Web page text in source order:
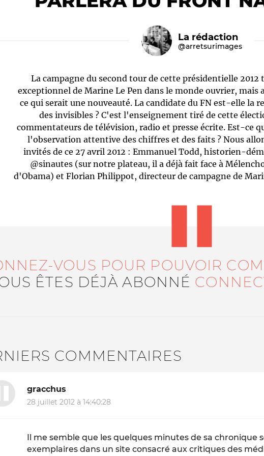
Le médiateur L'équipe
La rédaction
@arretsurimages
La campagne du second tour de cette présidentielle 2012
exceptionnel de Marine Le Pen dans le monde ouvrier, mais
ce qui serait une nouveauté. La candidate du FN est-elle la
des invisibles ? C'est l'enseignement tiré de cette
commentateurs de télévision, radio et presse écrite. Est-ce
l'observation attentive des chiffres et des faits ? Nous
invités de ce 27 avril 2012 : Emmanuel Todd, historien-
@sinautes (sur notre plateau, il a déjà fait face à
d'Obama) et Florian Philippot, directeur de campagne de
VOUS POUR POUVOIR
ÊTES DÉJÀ ABONNÉ
COMMENTAIRES
gracchus
28 juillet 2012 à 14:40:28
Il me semble que les quelques minutes de sa chronique
exemplaires dans un site consacré aux critiques des